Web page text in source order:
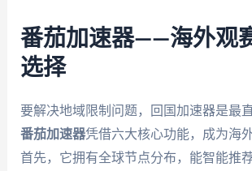
番茄加速器——海外观
选择
要解决地域限制问题，回国加速器是最
番茄加速器凭借六大核心功能，成为海
首先，它拥有全球节点分布，能智能